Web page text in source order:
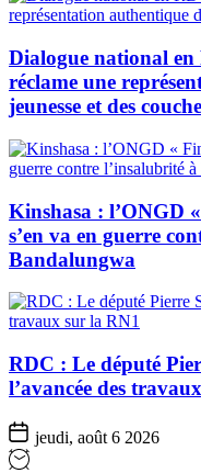
Dialogue national
réclame une
jeunesse et des
Kinshasa : l’ONGD
s’en va en guerre
Bandalungwa
RDC : Le député
l’avancée des
jeudi, août 6 2026